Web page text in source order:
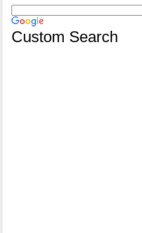
Custom Search